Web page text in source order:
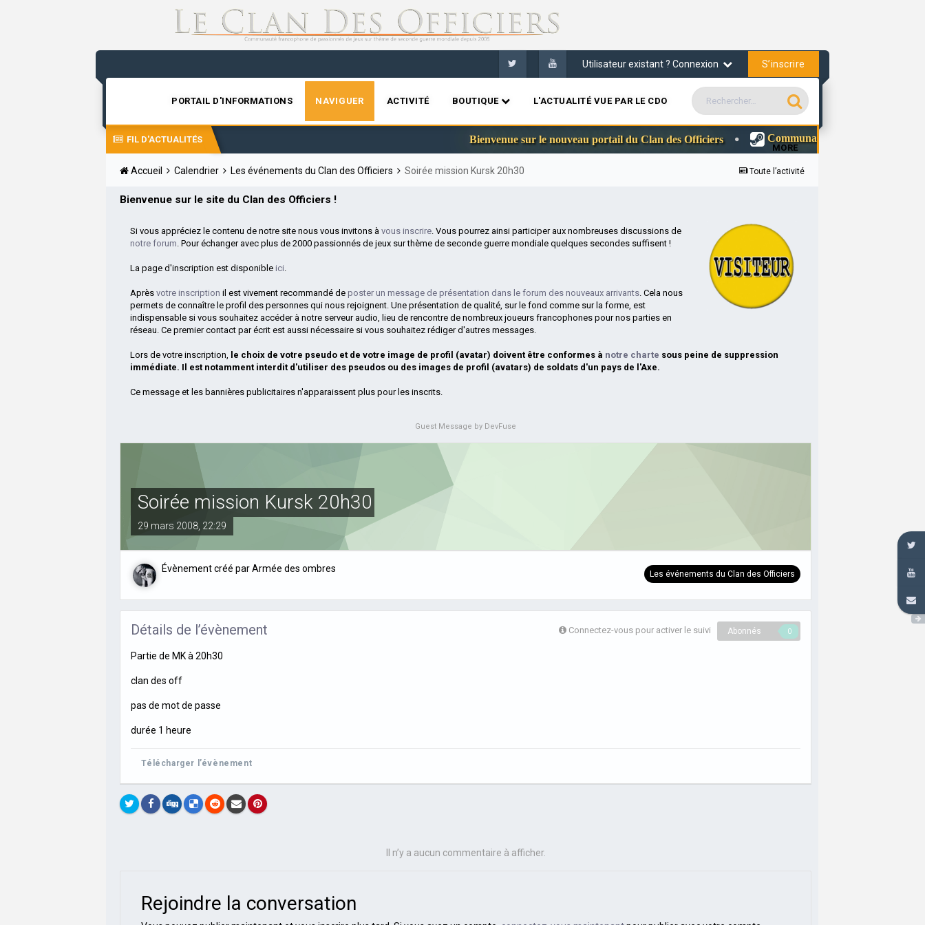
Utilisateur existant ? Connexion S’inscrire
PORTAIL D'INFORMATIONS NAVIGUER ACTIVITÉ BOUTIQUE L'ACTUALITÉ VUE PAR LE CDO
MORE
FIL D'ACTUALITÉS Bienvenue sur le nouveau portail du Clan des Officiers Communauté Steam du clan Des
Toute l’activité
Accueil Calendrier Les événements du Clan des Officiers Soirée mission Kursk 20h30
Bienvenue sur le site du Clan des Officiers !
Si vous appréciez le contenu de notre site nous vous invitons àvous inscrire . Vous pourrez ainsi participer aux nombreuses discussions de
notre forum . Pour échanger avec plus de 2000 passionnés de jeux sur thème de seconde guerre mondiale quelques secondes suffisent !
La page d'inscription est disponible ici
Aprèsvotre inscription il est vivement recommandé de poster un message de présentation dans le forum des nouveaux arrivants . Cela nous
permets de connaître le profil des personnes qui nous rejoignent. Une présentation de qualité, sur le fond comme sur la forme, est
indispensable si vous souhaitez accéder à notre serveur audio, lieu de rencontre de nombreux joueurs francophones pour nos parties en
réseau. Ce premier contact par écrit est aussi nécessaire si vous souhaitez rédiger d'autres messages.
Lors de votre inscription, le choix de votre pseudo et de votre image de profil (avatar) doivent être conformes à notre charte sous peine de suppression
immédiate. Il est notamment interdit d'utiliser des pseudos ou des images de profil (avatars) de soldats d'un pays de l'Axe.
Ce message et les bannières publicitaires n'apparaissent plus pour les inscrits.
Guest Message by DevFuse
Soirée mission Kursk 20h30
29 mars 2008, 22:29
Les événements du Clan des Officiers
Évènement créé parArmée des ombres
Connectez-vous pour activer le suivi Abonnés 0
Détails de l’évènement
Partie de MK à 20h30
clan des off
pas de mot de passe
durée 1 heure
Télécharger l’évènement
Il n’y a aucun commentaire à afficher.
Rejoindre la conversation